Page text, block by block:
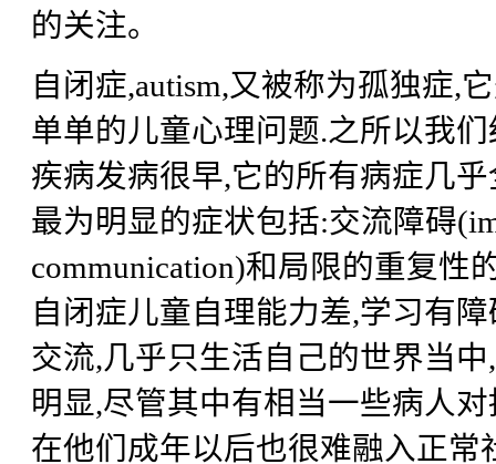
的关注。
自闭症,autism,又被称为孤独症,
单单的儿童心理问题.之所以我
疾病发病很早,它的所有病症几
最为明显的症状包括:交流障碍
communication)和局限的重复性
自闭症儿童自理能力差,学习有
交流,几乎只生活自己的世界当
明显,尽管其中有相当一些病人
在他们成年以后也很难融入正常